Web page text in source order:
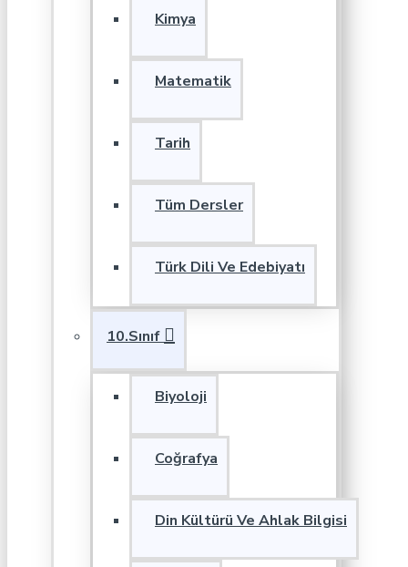
Kimya
Matematik
Tarih
Tüm Dersler
Türk Dili Ve Edebiyatı
10.Sınıf
Biyoloji
Coğrafya
Din Kültürü Ve Ahlak Bilgisi